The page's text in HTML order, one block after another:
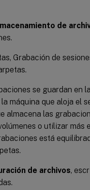
de
Grabación de
se guardan en
máquina que aloja el
almacena las
o utilizar más
está
de archivos,